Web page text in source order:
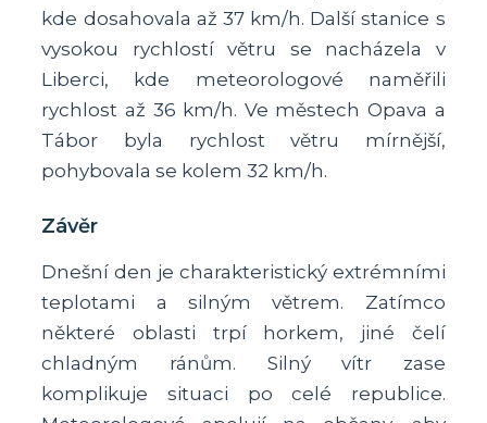
kde dosahovala až 37 km/h. Další stanice s
vysokou rychlostí větru se nacházela v
Liberci, kde meteorologové naměřili
rychlost až 36 km/h. Ve městech Opava a
Tábor byla rychlost větru mírnější,
pohybovala se kolem 32 km/h.
Závěr
Dnešní den je charakteristický extrémními
teplotami a silným větrem. Zatímco
některé oblasti trpí horkem, jiné čelí
chladným ránům. Silný vítr zase
komplikuje situaci po celé republice.